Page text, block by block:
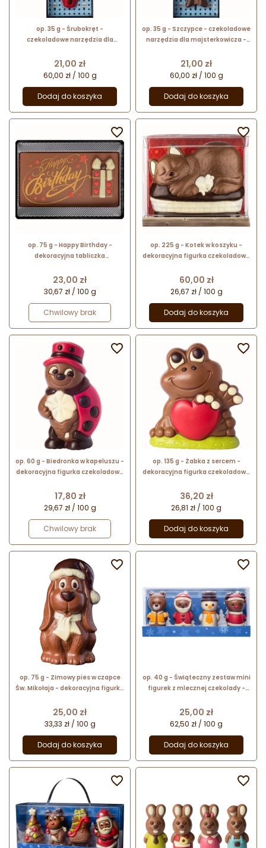
op. 35 g - Śrubokręt -
czekoladowe narzędzia dla
prezentowy w pudełku
Cena
21,00 zł
60,00 zł / 100 g
Dodaj do koszyka
op. 35 g - Szczypce - czekoladowe
narzędzia dla majsterkowicza -
Cena
21,00 zł
60,00 zł / 100 g
Dodaj do koszyka
op. 75 g - Happy Birthday -
dekoracyjna tabliczka
w pudełku
Cena
23,00 zł
30,67 zł / 100 g
Chwilowy brak

op. 225 g - Kotek w koszyku -
dekoracyjna figurka czekoladowa
Cena
60,00 zł
26,67 zł / 100 g
Dodaj do koszyka

op. 60 g - Biedronka w kapeluszu -
dekoracyjna figurka czekoladowa
Cena
17,80 zł
29,67 zł / 100 g
Chwilowy brak

op. 135 g - Żabka z sercem -
dekoracyjna figurka czekoladowa
Cena
36,20 zł
26,81 zł / 100 g
Dodaj do koszyka

op. 75 g - Zimowy pies w czapce
Św. Mikołaja - dekoracyjna figurka
prezent w folii celofanowej
Cena
25,00 zł
33,33 zł / 100 g
Dodaj do koszyka

op. 40 g - Świąteczny zestaw mini
figurek z mlecznej czekolady -
Cena
25,00 zł
62,50 zł / 100 g
Dodaj do koszyka

 